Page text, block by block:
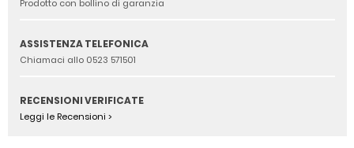
Prodotto con bollino di garanzia
ASSISTENZA TELEFONICA
Chiamaci allo 0523 571501
RECENSIONI VERIFICATE
Leggi le Recensioni >